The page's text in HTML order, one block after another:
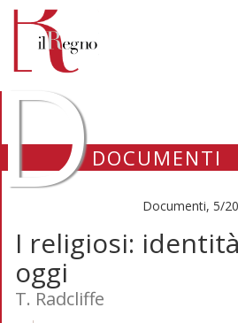
DOCUMENTI
Documenti, 5/
I religiosi:
oggi
T. Radcliffe